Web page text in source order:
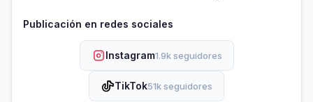
Publicación en redes sociales
Instagram1.9k seguidores
TikTok51k seguidores